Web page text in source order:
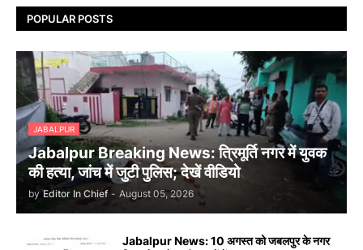
POPULAR POSTS
JABALPUR
Jabalpur Breaking News: त्रिमूर्ति नगर में युवक
की हत्या, जांच में जुटी पुलिस; देखें वीडियो
by Editor In Chief - August 05, 2026
Jabalpur News: 10 अगस्त को जबलपुर के नगर